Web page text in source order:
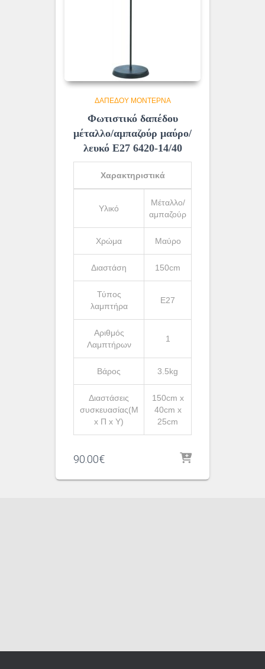
ΔΑΠΈΔΟΥ ΜΟΝΤΈΡΝΑ
Φωτιστικό δαπέδου
μέταλλο/αμπαζούρ μαύρο/
λευκό Ε27 6420-14/40
Χαρακτηριστικά
Υλικό
Μέταλλο/
αμπαζούρ
Χρώμα Μαύρο
Διαστάση 150cm
Τύπος
λαμπτήρα
Ε27
Αριθμός
Λαμπτήρων
1
Βάρος 3.5kg
Διαστάσεις
συσκευασίας(Μ
x Π x Υ)
150cm x
40cm x
25cm
90.00€